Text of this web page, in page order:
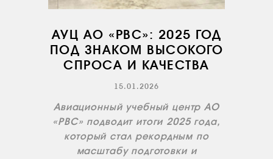
АУЦ АО «РВС»: 2025 ГОД
ПОД ЗНАКОМ ВЫСОКОГО
СПРОСА И КАЧЕСТВА
15.01.2026
Авиационный учебный центр АО
«РВС» подводит итоги 2025 года,
который стал рекордным по
масштабу подготовки и